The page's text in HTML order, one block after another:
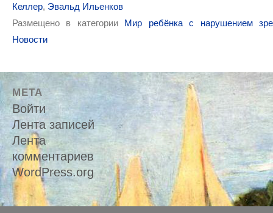
Келлер, Эвальд Ильенков
Размещено в категории Мир ребёнка с нарушением
Новости
МЕТА
Войти
Лента записей
Лента
комментариев
WordPress.org